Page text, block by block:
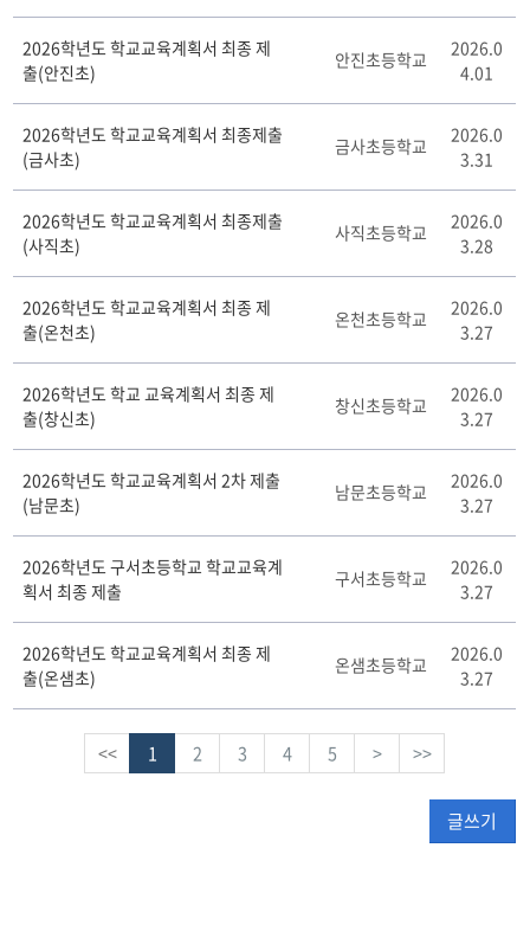
시
판
리
스
트
테
블
2026학년도 학교교육계획서 최종 제
출(안진초)
안진초등학교
2026.0
4.01
2026학년도 학교교육계획서 최종제출
(금사초)
금사초등학교
2026.0
3.31
2026학년도 학교교육계획서 최종제출
(사직초)
사직초등학교
2026.0
3.28
2026학년도 학교교육계획서 최종 제
출(온천초)
온천초등학교
2026.0
3.27
2026학년도 학교 교육계획서 최종 제
출(창신초)
창신초등학교
2026.0
3.27
2026학년도 학교교육계획서 2차 제출
(남문초)
남문초등학교
2026.0
3.27
2026학년도 구서초등학교 학교교육계
획서 최종 제출
구서초등학교
2026.0
3.27
2026학년도 학교교육계획서 최종 제
출(온샘초)
온샘초등학교
2026.0
3.27
<< 1 2 3 4 5 > >>
글쓰기